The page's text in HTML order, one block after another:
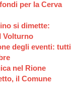
per la Cerva
si dimette:
Volturno
degli eventi: tutti
nel Rione
il Comune